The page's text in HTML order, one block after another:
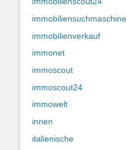
immobiliensuchmaschine
immobilienverkauf
immonet
immoscout
immoscout24
immowelt
innen
italienische